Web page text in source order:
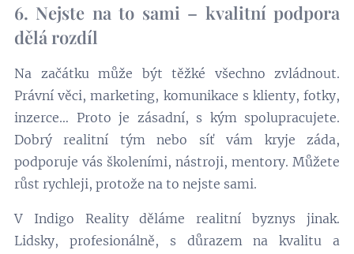
6. Nejste na to sami – kvalitní podpora
dělá rozdíl
Na začátku může být těžké všechno zvládnout.
Právní věci, marketing, komunikace s klienty, fotky,
inzerce… Proto je zásadní, s kým spolupracujete.
Dobrý realitní tým nebo síť vám kryje záda,
podporuje vás školeními, nástroji, mentory. Můžete
růst rychleji, protože na to nejste sami.
V Indigo Reality děláme realitní byznys jinak.
Lidsky, profesionálně, s důrazem na kvalitu a